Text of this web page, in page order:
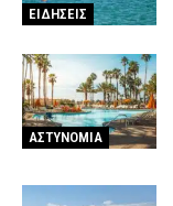
ΕΙΔΗΣΕΙΣ
ΑΣΤΥΝΟΜΙΑ